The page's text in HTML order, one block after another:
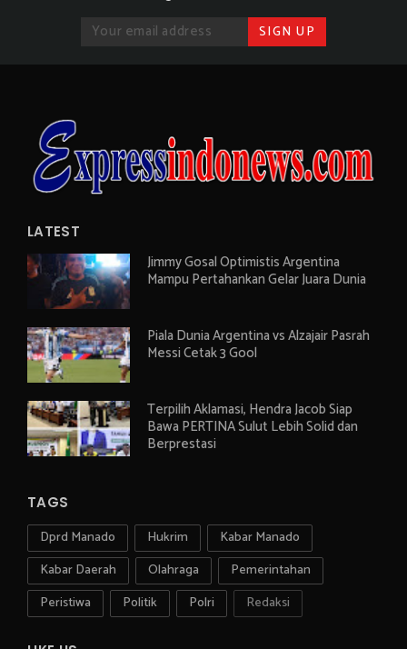
LATEST
Jimmy Gosal Optimistis Argentina
Mampu Pertahankan Gelar Juara Dunia
Piala Dunia Argentina vs Alzajair Pasrah
Messi Cetak 3 Gool
Terpilih Aklamasi, Hendra Jacob Siap
Bawa PERTINA Sulut Lebih Solid dan
Berprestasi
TAGS
Dprd Manado Hukrim
Kabar Manado
Kabar Daerah
Olahraga
Pemerintahan
Peristiwa
Politik Polri Redaksi